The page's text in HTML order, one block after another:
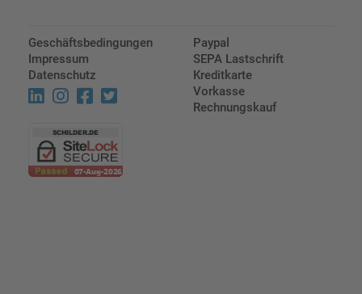
Geschäftsbedingungen
Impressum
Datenschutz
Paypal
SEPA Lastschrift
Kreditkarte
Vorkasse
Rechnungskauf